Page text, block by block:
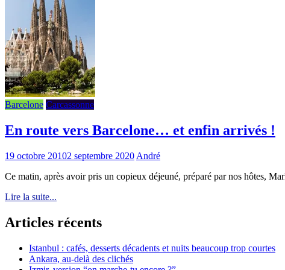
Barcelone Carcassonne
En route vers Barcelone… et enfin arrivés !
19 octobre 20102 septembre 2020 André
Ce matin, après avoir pris un copieux déjeuné, préparé par nos hôtes,
Lire la suite...
Articles récents
Istanbul : cafés, desserts décadents et nuits beaucoup trop courtes
Ankara, au-delà des clichés